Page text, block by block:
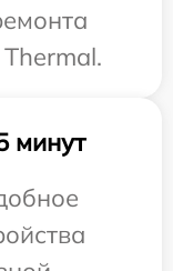
минут